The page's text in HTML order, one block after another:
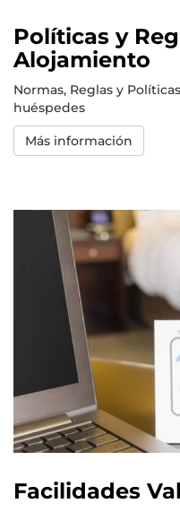
Políticas y
Alojamiento
Normas, Reglas y
huéspedes
Más información
Facilidades